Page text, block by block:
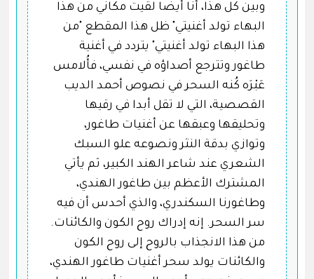
وبين كل هذا، أنا أيضا لقيت مكاني من هذا
البهاء تولد أغنيتي" ظل هذا المقطع "من
هذا البهاء تولد أغنيتي" يتردد في أغنية
طاغور وتترجع أصداؤه في نفسي، فأُلامس
عَبْرَه كُنه السحر في نصوص أحمد الديب
القصصية، التي لا تقل أبدا في رقيها
وتحليقها وعبقها عن أغنيات طاغور،
وتوازي بدقة النثر ونصوعه علو السبك
الشعري عند شاعر الهند الكبير، ثم يأتي
المشترك الأعظم بين طاغور الهندي،
وطاغورنا السكندري، والذي أحدس أن فيه
سر السحر. إنه إدراك روح الكون والكائنات.
من هذا الانجذاب بالروح إلى روح الكون
والكائنات يولد سحر أغنيات طاغور الهندي،